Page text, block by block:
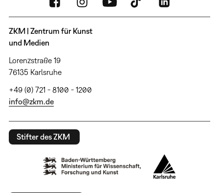
ZKM | Zentrum für Kunst
und Medien
Lorenzstraße 19
76135 Karlsruhe
+49 (0) 721 - 8100 - 1200
info@zkm.de
Stifter des ZKM